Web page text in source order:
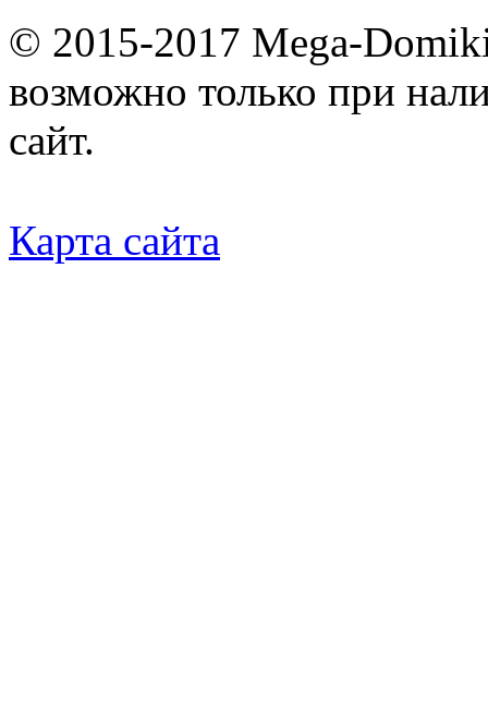
© 2015-2017 Mega-
возможно только при
сайт.
Карта сайта